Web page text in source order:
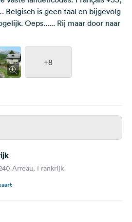
Belgisch is geen taal en bijgevolg
Oeps...... Rij maar door naar
+8
Arreau, Frankrijk